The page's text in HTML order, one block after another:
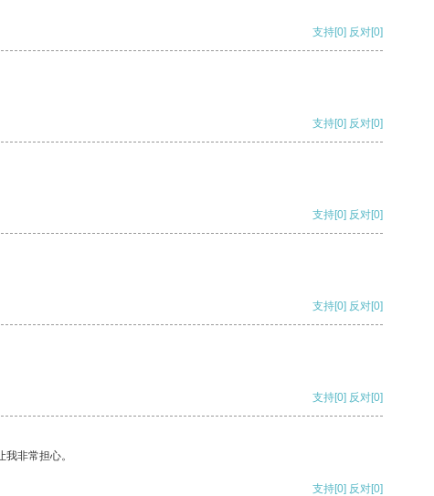
支持[0] 反对[0]
支持[0] 反对[0]
支持[0] 反对[0]
支持[0] 反对[0]
支持[0] 反对[0]
非常担心。
支持[0] 反对[0]